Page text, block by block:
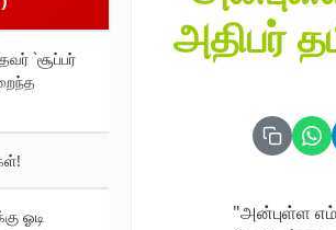
`சூப்பர்
ஓடி
அதிபர்
"அன்புள்ள